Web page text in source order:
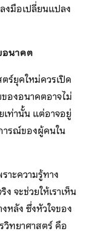
งมือเปลี่ยนแปลง
นาคต
ร์ยุคใหม่ควรเปิด
องอนาคตอาจไม่
เท่านั้น แต่อาจอยู่
รณ์ของผู้คนใน
าะความรู้ทาง
จะช่วยให้เราเห็น
หลัง ซึ่งหัวใจของ
วิทยาศาสตร์ คือ